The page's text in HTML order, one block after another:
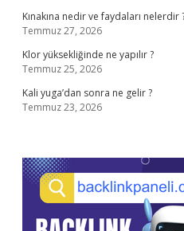
Kınakına nedir ve faydaları nelerdir
Temmuz 27, 2026
Klor yüksekliğinde ne yapılır ?
Temmuz 25, 2026
Kali yuga’dan sonra ne gelir ?
Temmuz 23, 2026